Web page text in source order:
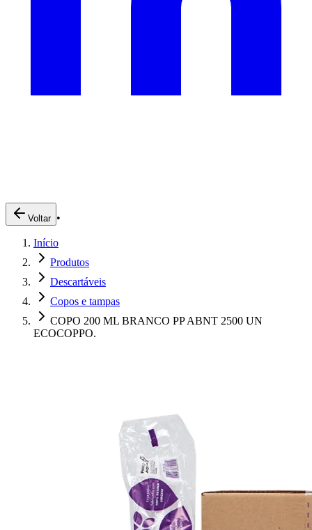
Pedidos Online
Trabalhe Conosco
Voltar •
Início
Produtos
Descartáveis
Copos e tampas
COPO 200 ML BRANCO PP ABNT 2500 UN
ECOCOPPO.